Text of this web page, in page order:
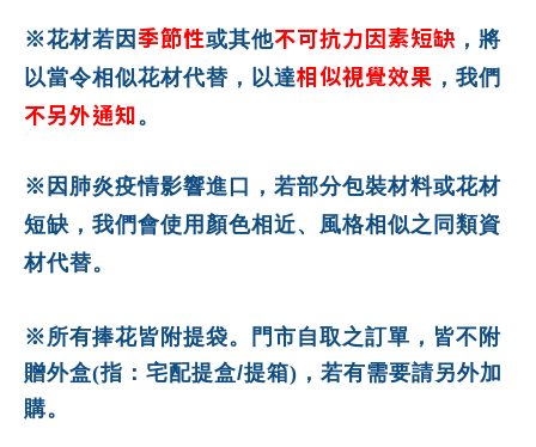
※花材若因 季節性或其他不可抗力因素短缺 ，將
以當令相似花材代替，以達相似視覺效果 ，我們
不另外通知。
※因肺炎疫情影響進口，若部分包裝材料或花材
短缺，我們會使用顏色相近、風格相似之同類資
材代替。
※所有捧花皆附提袋。
門市自取之訂單，皆不附
贈外盒(指：宅配提盒/提箱)，若有需要請另外加
購。